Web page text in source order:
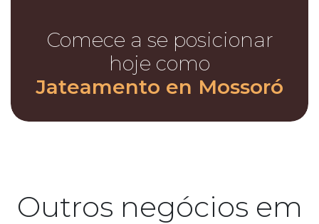
Comece a se posicionar
hoje como
Jateamento en Mossoró
Outros negócios em